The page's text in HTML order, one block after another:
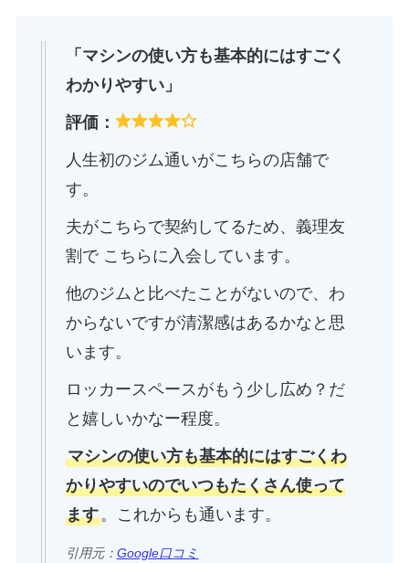
「マシンの使い方も基本的にはすごく
わかりやすい」
評価：
人生初のジム通いがこちらの店舗で
す。
夫がこちらで契約してるため、義理友
割で こちらに入会しています。
他のジムと比べたことがないので、わ
からないですが清潔感はあるかなと思
います。
ロッカースペースがもう少し広め？だ
と嬉しいかなー程度。
マシンの使い方も基本的にはすごくわ
かりやすいのでいつもたくさん使って
ます。これからも通います。
引用元： Google口コミ